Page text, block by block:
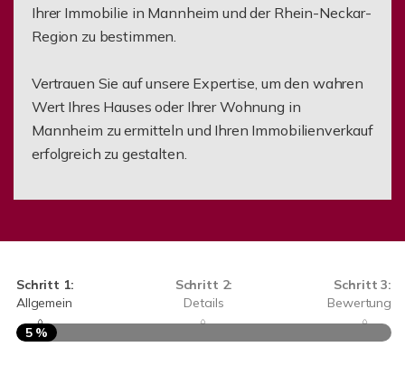
Ihrer Immobilie in Mannheim und der Rhein-Neckar-
Region zu bestimmen.
Vertrauen Sie auf unsere Expertise, um den wahren
Wert Ihres Hauses oder Ihrer Wohnung in
Mannheim zu ermitteln und Ihren Immobilienverkauf
erfolgreich zu gestalten.
Schritt 1:
Allgemein
Schritt 2:
Details
Schritt 3:
Bewertung
5 %